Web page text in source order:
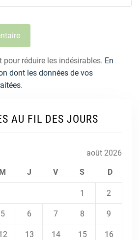
pour réduire les indésirables. En
dont les données de vos
.
AU FIL DES JOURS
août 2026
M J V S D
1 2
5 6 7 8 9
13 14 15 16